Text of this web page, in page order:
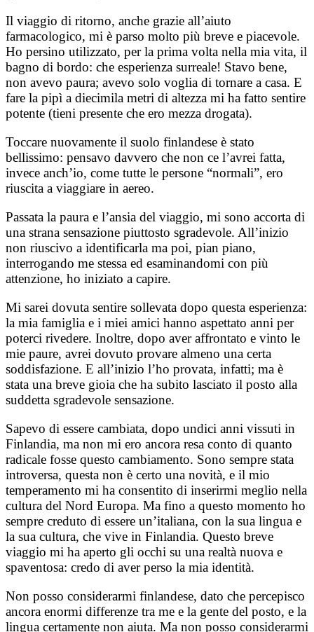
Il viaggio di ritorno, anche grazie all’aiuto
farmacologico, mi è parso molto più breve e piacevole.
Ho persino utilizzato, per la prima volta nella mia vita, il
bagno di bordo: che esperienza surreale! Stavo bene,
non avevo paura; avevo solo voglia di tornare a casa. E
fare la pipì a diecimila metri di altezza mi ha fatto sentire
potente (tieni presente che ero mezza drogata).
Toccare nuovamente il suolo finlandese è stato
bellissimo: pensavo davvero che non ce l’avrei fatta,
invece anch’io, come tutte le persone “normali”, ero
riuscita a viaggiare in aereo.
Passata la paura e l’ansia del viaggio, mi sono accorta di
una strana sensazione piuttosto sgradevole. All’inizio
non riuscivo a identificarla ma poi, pian piano,
interrogando me stessa ed esaminandomi con più
attenzione, ho iniziato a capire.
Mi sarei dovuta sentire sollevata dopo questa esperienza:
la mia famiglia e i miei amici hanno aspettato anni per
poterci rivedere. Inoltre, dopo aver affrontato e vinto le
mie paure, avrei dovuto provare almeno una certa
soddisfazione. E all’inizio l’ho provata, infatti; ma è
stata una breve gioia che ha subito lasciato il posto alla
suddetta sgradevole sensazione.
Sapevo di essere cambiata, dopo undici anni vissuti in
Finlandia, ma non mi ero ancora resa conto di quanto
radicale fosse questo cambiamento. Sono sempre stata
introversa, questa non è certo una novità, e il mio
temperamento mi ha consentito di inserirmi meglio nella
cultura del Nord Europa. Ma fino a questo momento ho
sempre creduto di essere un’italiana, con la sua lingua e
la sua cultura, che vive in Finlandia. Questo breve
viaggio mi ha aperto gli occhi su una realtà nuova e
spaventosa: credo di aver perso la mia identità.
Non posso considerarmi finlandese, dato che percepisco
ancora enormi differenze tra me e la gente del posto, e la
lingua certamente non aiuta. Ma non posso considerarmi